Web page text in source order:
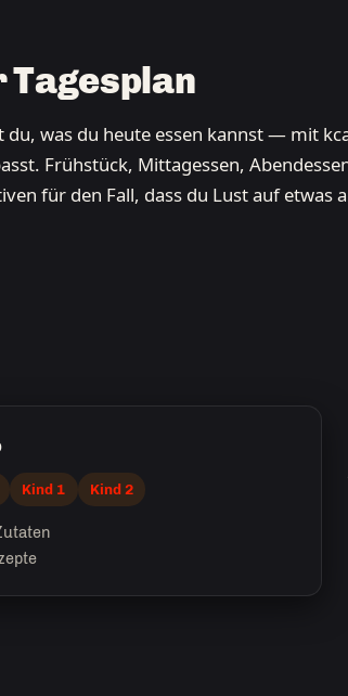
Tagesplan
du, was du heute essen kannst — mit
Frühstück, Mittagessen,
für den Fall, dass du Lust auf etwas
Kind 1 Kind 2